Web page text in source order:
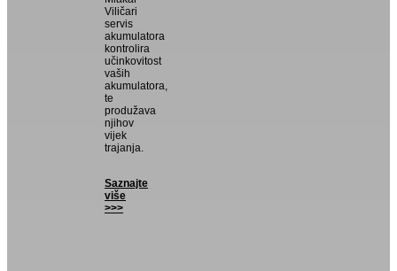
Viličari
servis
akumulatora
kontrolira
učinkovitost
vaših
akumulatora,
te
produžava
njihov
vijek
trajanja.
Saznajte
više
>>>